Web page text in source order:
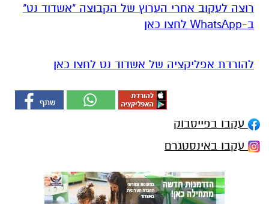
רוצה לעקוב אחרי הערוץ של הקבוצה "אשדוד נט"
ב-WhatsApp לחצו כאן
להורדת אפליקציה של אשדוד נט לחצו כאן
עקבו בפייסבוק
עקבו באינסטגרם